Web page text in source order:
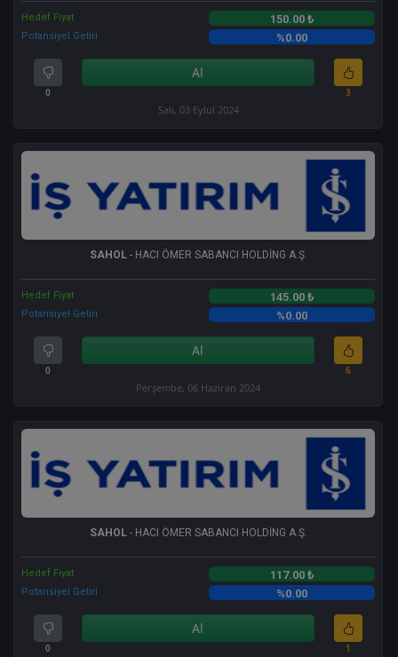
Hedef Fiyat 150.00 ₺
Potansiyel Getiri %0.00
0
Al
3
Salı, 03 Eylül 2024
SAHOL- HACI ÖMER SABANCI HOLDİNG A.Ş.
Hedef Fiyat 145.00 ₺
Potansiyel Getiri %0.00
0
Al
6
Perşembe, 06 Haziran 2024
SAHOL- HACI ÖMER SABANCI HOLDİNG A.Ş.
Hedef Fiyat 117.00 ₺
Potansiyel Getiri %0.00
0
Al
1